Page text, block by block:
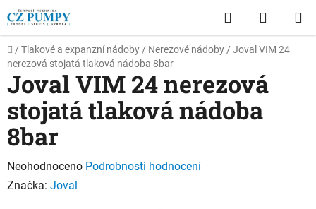
Přejít
na
obsah
Hledat
KOŠÍK
Domů
/ Tlakové a expanzní nádoby / Nerezové nádoby / Joval VIM 24
nerezová stojatá tlaková nádoba 8bar
Joval VIM 24 nerezová
stojatá tlaková nádoba
8bar
Průměrné
hodnocení
Neohodnoceno Podrobnosti hodnocení
Značka: Joval